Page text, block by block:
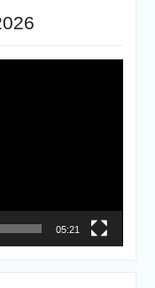
05:21